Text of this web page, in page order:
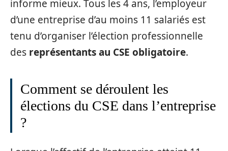
informe mieux. Tous les 4 ans, l’employeur
d’une entreprise d’au moins 11 salariés est
tenu d’organiser l’élection professionnelle
des représentants au CSE obligatoire.
Comment se déroulent les
élections du CSE dans l’entreprise
?